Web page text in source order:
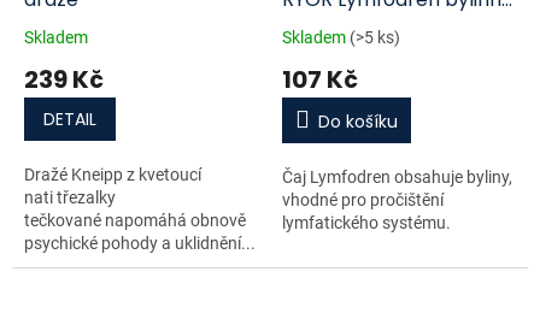
Skladem
239 Kč
DETAIL
Dražé Kneipp z kvetoucí
nati třezalky
tečkované napomáhá obnově
psychické pohody a uklidnění...
čaj 20 x 1,5 g
Skladem (>5 ks)
107 Kč
Do košíku
Čaj Lymfodren obsahuje byliny,
vhodné pro pročištění
lymfatického systému.